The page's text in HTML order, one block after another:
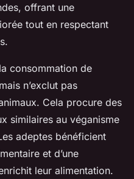
offrant une
tout en respectant
consommation de
n’exclut pas
Cela procure des
similaires au véganisme
adeptes bénéficient
et d’une
leur alimentation.